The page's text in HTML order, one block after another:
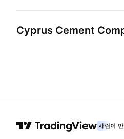
Cyprus Cement
사람이